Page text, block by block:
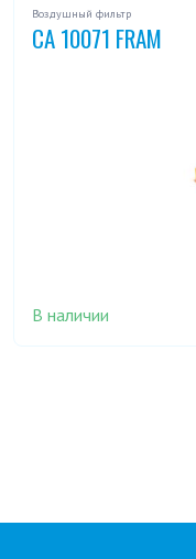
Воздушный фильтр
CA 10071 FRAM
В наличии